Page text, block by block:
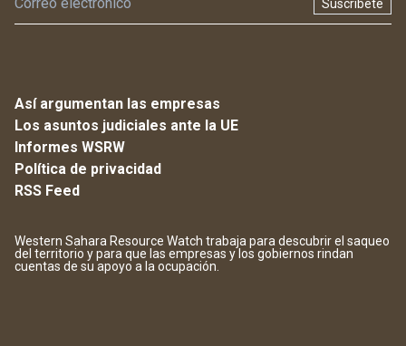
Suscríbete
Así argumentan las empresas
Los asuntos judiciales ante la UE
Informes WSRW
Política de privacidad
RSS Feed
Western Sahara Resource Watch trabaja para descubrir el saqueo
del territorio y para que las empresas y los gobiernos rindan
cuentas de su apoyo a la ocupación.